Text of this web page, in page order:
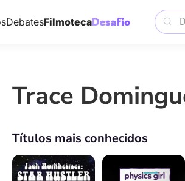
DebatesFilmoteca
Trace
Títulos mais conhecidos